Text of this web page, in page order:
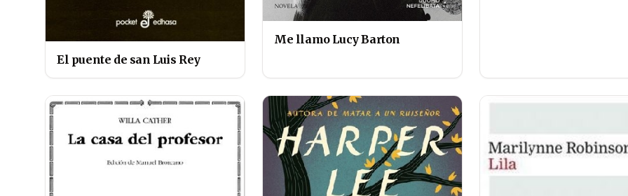
El puente de san Luis Rey
Me llamo Lucy Barton